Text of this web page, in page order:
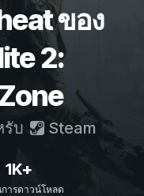
ของ
2:
รับ Steam
1K+
ารดาวน์โหลด